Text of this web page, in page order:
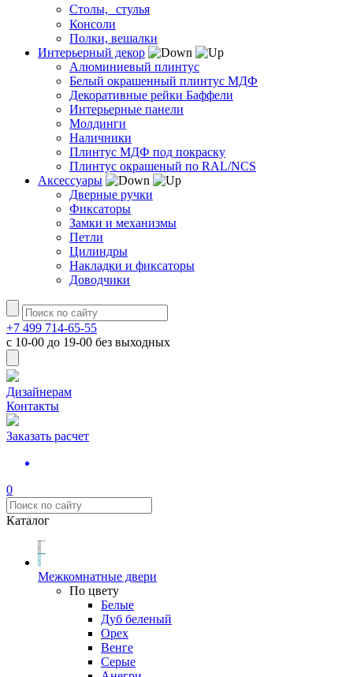
Столы, стулья
Консоли
Полки, вешалки
Интерьерный декор
Алюминиевый плинтус
Белый окрашенный плинтус МДФ
Декоративные рейки Баффели
Интерьерные панели
Молдинги
Наличники
Плинтус МДФ под покраску
Плинтус окрашеный по RAL/NCS
Аксессуары
Дверные ручки
Фиксаторы
Замки и механизмы
Петли
Цилиндры
Накладки и фиксаторы
Доводчики
+7 499 714-65-55
с 10-00 до 19-00 без выходных
Дизайнерам
Контакты
Заказать расчет
0
Каталог
Межкомнатные двери
По цвету
Белые
Дуб беленый
Орех
Венге
Серые